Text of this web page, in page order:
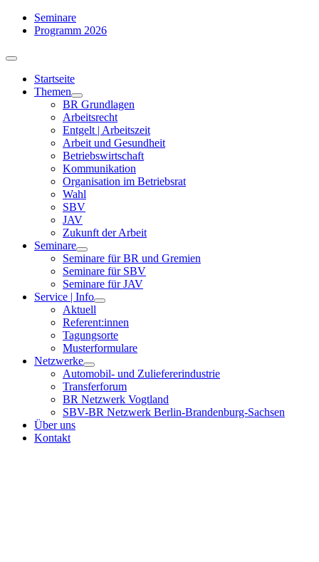
Zum
Inhalt
Seminare
Programm 2026
Toggle
NavigationStartseite
Themen
BR Grundlagen
Arbeits­recht
Entgelt | Arbeitszeit
Arbeit und Gesundheit
Betriebswirtschaft
Kommuni­kation
Organisation im Betriebsrat
Wahl
SBV
JAV
Zukunft der Arbeit
Seminare
Seminare für BR und Gremien
Seminare für SBV
Seminare für JAV
Service | Info
Aktuell
Referent:innen
Tagungsorte
Musterformulare
Netzwerke
Automobil- und Zuliefererindustrie
Transferforum
BR Netzwerk Vogtland
SBV-BR Netzwerk Berlin-Brandenburg-Sachsen
Über uns
Kontakt